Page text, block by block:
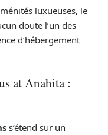
luxueuses, le
doute l’un des
d’hébergement
at Anahita :
s’étend sur un